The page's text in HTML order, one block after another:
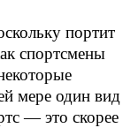
портит
спортсмены
мере один вид
— это скорее